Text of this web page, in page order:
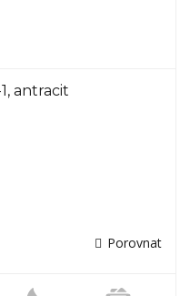
antracit
Porovnat